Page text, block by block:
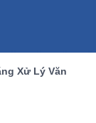
Xử Lý Văn